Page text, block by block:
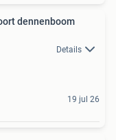
dennenboom
Details
19 jul 26